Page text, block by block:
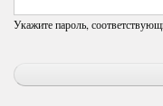
Укажите пароль,